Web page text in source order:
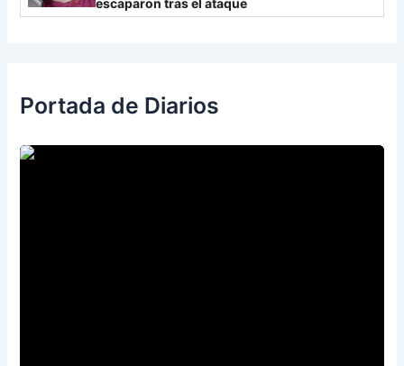
Portada de Diarios